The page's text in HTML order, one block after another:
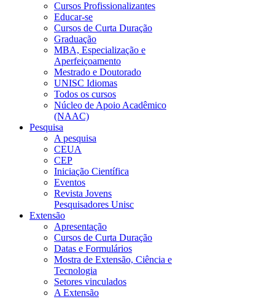
Cursos Profissionalizantes
Educar-se
Cursos de Curta Duração
Graduação
MBA, Especialização e
Aperfeiçoamento
Mestrado e Doutorado
UNISC Idiomas
Todos os cursos
Núcleo de Apoio Acadêmico
(NAAC)
Pesquisa
A pesquisa
CEUA
CEP
Iniciação Científica
Eventos
Revista Jovens
Pesquisadores Unisc
Extensão
Apresentação
Cursos de Curta Duração
Datas e Formulários
Mostra de Extensão, Ciência e
Tecnologia
Setores vinculados
A Extensão